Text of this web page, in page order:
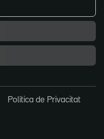
Política de Privacitat